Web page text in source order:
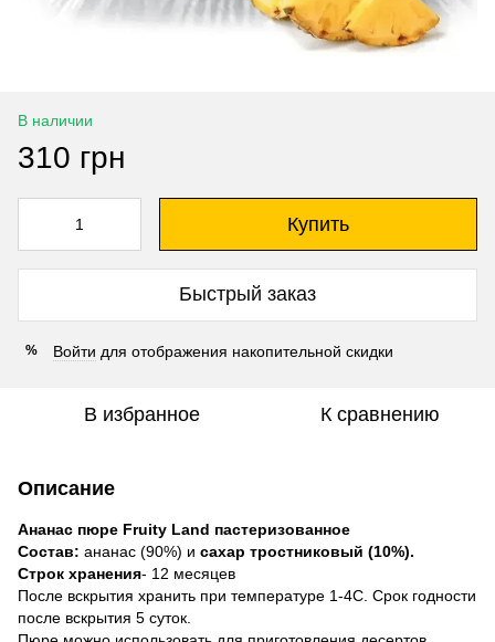
В наличии
310 грн
Купить
Быстрый заказ
% Войти для отображения накопительной скидки
В избранное К сравнению
Описание
Ананас пюре Fruity Land пастеризованное
Состав: ананас (90%) и сахар тростниковый (10%).
Строк хранения- 12 месяцев
После вскрытия хранить при температуре 1-4С. Срок годности
после вскрытия 5 суток.